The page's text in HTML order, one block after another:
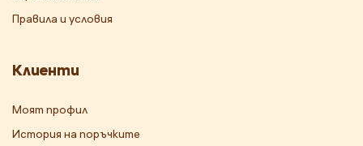
Правила и условия
Клиенти
Моят профил
История на поръчките